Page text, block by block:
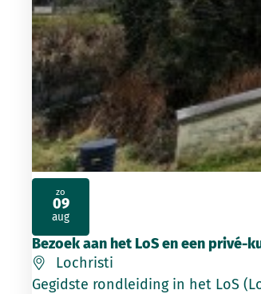
Bezoek aan het LoS en een privé-
Lochristi
Gegidste rondleiding in het LoS
zo
09
aug
2026